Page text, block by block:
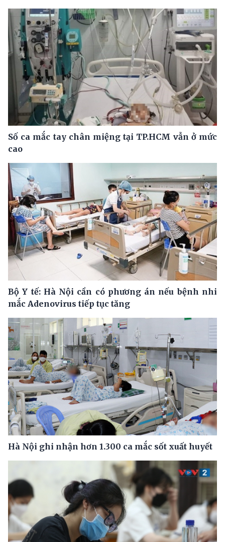
Số ca mắc tay chân miệng tại TP.HCM vẫn ở mức
cao
Bộ Y tế: Hà Nội cần có phương án nếu bệnh nhi
mắc Adenovirus tiếp tục tăng
Hà Nội ghi nhận hơn 1.300 ca mắc sốt xuất huyết